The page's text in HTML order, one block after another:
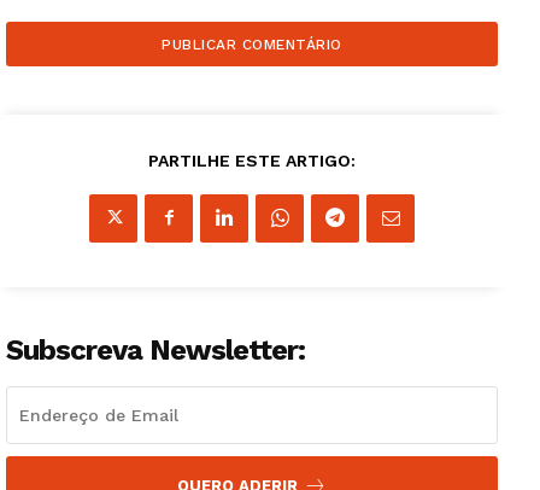
PARTILHE ESTE ARTIGO:
Subscreva Newsletter:
QUERO ADERIR